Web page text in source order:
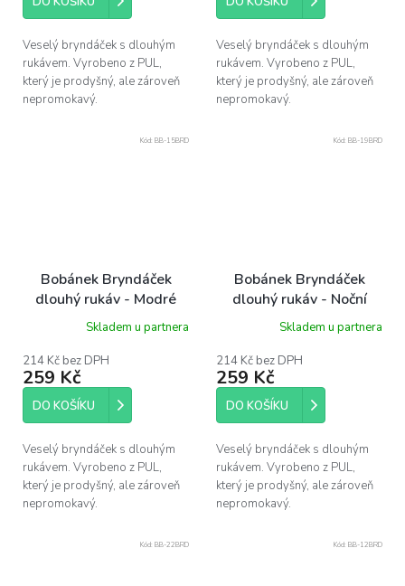
Veselý bryndáček s dlouhým
rukávem. Vyrobeno z PUL,
který je prodyšný, ale zároveň
nepromokavý.
Veselý bryndáček s dlouhým
rukávem. Vyrobeno z PUL,
který je prodyšný, ale zároveň
nepromokavý.
Bobánek Bryndáček
dlouhý rukáv - Modré
proužky
Skladem u partnera
214 Kč bez DPH
259 Kč
DO KOŠÍKU
Veselý bryndáček s dlouhým
rukávem. Vyrobeno z PUL,
který je prodyšný, ale zároveň
nepromokavý.
Kód: BB-15BRD
Bobánek Bryndáček
dlouhý rukáv - Noční
pírka
Skladem u partnera
214 Kč bez DPH
259 Kč
DO KOŠÍKU
Veselý bryndáček s dlouhým
rukávem. Vyrobeno z PUL,
který je prodyšný, ale zároveň
nepromokavý.
Kód: BB-19BRD
Kód: BB-22BRD Kód: BB-12BRD